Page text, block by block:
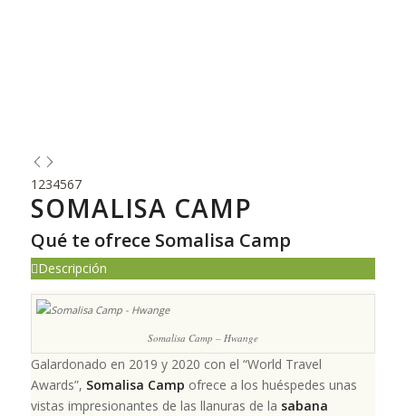
1 234567
SOMALISA CAMP
Qué te ofrece Somalisa Camp
Descripción
Somalisa Camp – Hwange
Galardonado en 2019 y 2020 con el “World Travel
Awards”, Somalisa Camp ofrece a los huéspedes unas
vistas impresionantes de las llanuras de la sabana